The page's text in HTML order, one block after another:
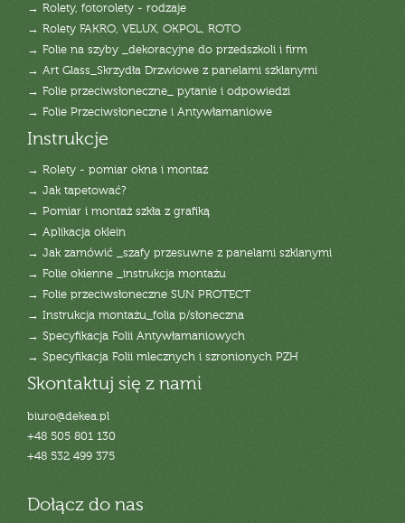
→ Rolety, fotorolety - rodzaje
→ Rolety FAKRO, VELUX, OKPOL, ROTO
→ Folie na szyby _dekoracyjne do przedszkoli i firm
→ Art Glass_Skrzydła Drzwiowe z panelami szklanymi
→ Folie przeciwsłoneczne_ pytanie i odpowiedzi
→ Folie Przeciwsłoneczne i Antywłamaniowe
Instrukcje
→ Rolety - pomiar okna i montaż
→ Jak tapetować?
→ Pomiar i montaż szkła z grafiką
→ Aplikacja oklein
→ Jak zamówić _szafy przesuwne z panelami szklanymi
→ Folie okienne _instrukcja montażu
→ Folie przeciwsłoneczne SUN PROTECT
→ Instrukcja montażu_folia p/słoneczna
→ Specyfikacja Folii Antywłamaniowych
→ Specyfikacja Folii mlecznych i szronionych PZH
Skontaktuj się z nami
biuro@dekea.pl
+48 505 801 130
+48 532 499 375
Dołącz do nas